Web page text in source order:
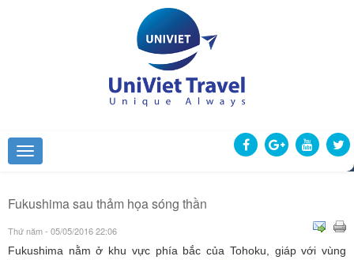
Fukushima sau thảm họa sóng thần
Thứ năm - 05/05/2016 22:06
Fukushima nằm ở khu vực phía bắc của Tohoku, giáp với vùng